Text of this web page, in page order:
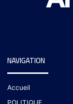
NAVIGATION
Accueil